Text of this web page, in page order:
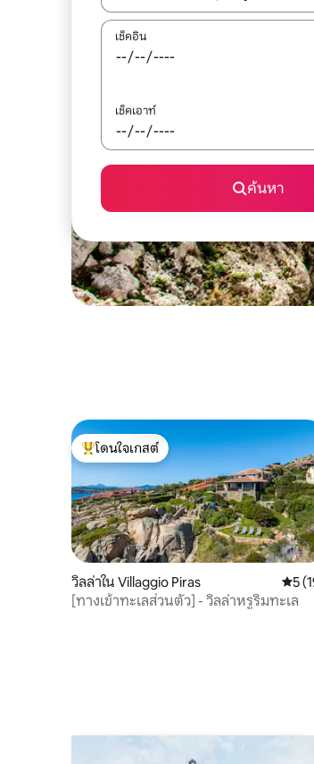
เช็คอิน
เช็คเอาท์
ค้นหา
โดนใจเกสต์ที่สุด
โดนใจเกสต์
วิลล่าใน Villaggio Piras คะแน
5
[ทางเข้าทะเลส่วนตัว] - วิลล่าหรูริมทะเล